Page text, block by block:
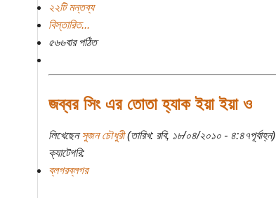
২২টি মন্তব্য
বিস্তারিত...
৫৬৬বার পঠিত
জব্বর সিং এর তোতা হ্যাক ইয়া ইয়া ও
লিখেছেনসুজন চৌধুরী(তারিখ: রবি, ১৮/০৪/২০১০ - ৪:৪৭পূর্বাহ্ন)
ক্যাটেগরি:
ব্লগরব্লগর